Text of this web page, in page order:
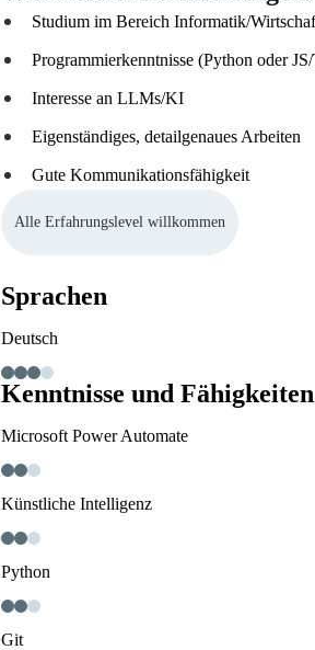
Studium im Bereich Informatik/
Programmierkenntnisse (Python oder
Interesse an LLMs/KI
Eigenständiges, detailgenaues Arbeiten
Gute Kommunikationsfähigkeit
Alle Erfahrungslevel willkommen
Sprachen
Deutsch
Kenntnisse und Fähigkeiten
Microsoft Power Automate
Künstliche Intelligenz
Python
Git